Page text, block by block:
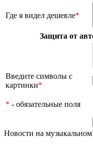
Где я видел дешевле*
Защита от
Введите символы с
картинки*
* - обязательные поля
Новости на